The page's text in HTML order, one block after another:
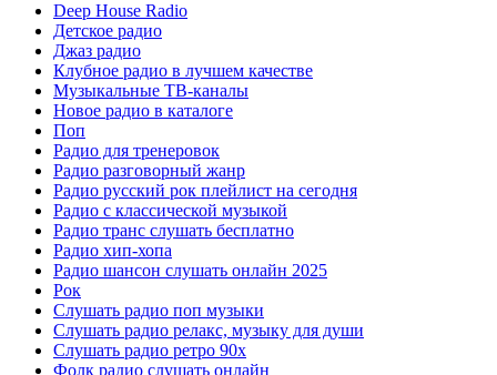
Deep House Radio
Детское радио
Джаз радио
Клубное радио в лучшем качестве
Музыкальные ТВ-каналы
Новое радио в каталоге
Поп
Радио для тренеровок
Радио разговорный жанр
Радио русский рок плейлист на сегодня
Радио с классической музыкой
Радио транс слушать бесплатно
Радио хип-хопа
Радио шансон слушать онлайн 2025
Рок
Слушать радио поп музыки
Слушать радио релакс, музыку для души
Слушать радио ретро 90х
Фолк радио слушать онлайн